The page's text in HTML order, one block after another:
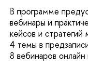
В программе
вебинары и
кейсов и
4 темы в
8 вебинаров